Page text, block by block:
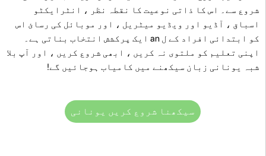
شروع سے۔ اس کا ذاتی نوعیت کا نقطہ نظر ، انٹرایکٹو
اسباق ، آڈیو اور ویڈیو میٹریل ، اور موبائل کی رسائ اس
کو ابتدائی افراد کے ل an ایک پرکشش انتخاب بناتی ہے۔
اپنی تعلیم کو ملتوی نہ کریں ، ابھی شروع کریں ، اور آپ بلا
شبہ یونانی زبان سیکھنے میں کامیاب ہوجائیں گے!
سیکھنا شروع کریں یونانی